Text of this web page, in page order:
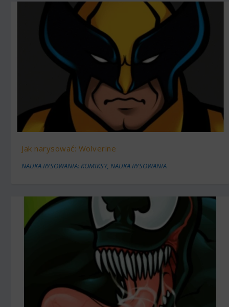
Jak narysować: Wolverine
NAUKA RYSOWANIA: KOMIKSY,NAUKA RYSOWANIA